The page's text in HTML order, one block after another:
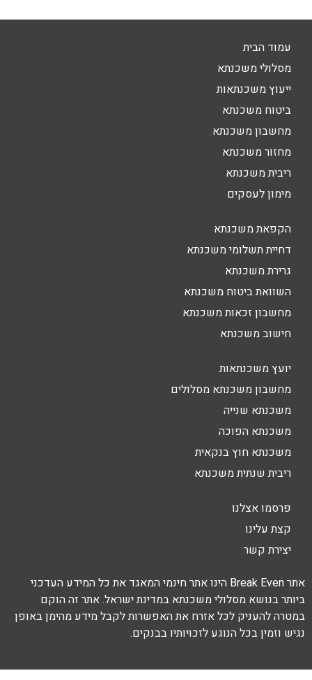
עמוד הבית
מסלולי משכנתא
ייעוץ משכנתאות
ביטוח משכנתא
מחשבון משכנתא
מחזור משכנתא
ריבית משכנתא
מימון לעסקים
הקפאת משכנתא
דחיית תשלומי משכנתא
גרירת משכנתא
השוואת ביטוח משכנתא
מחשבון זכאות משכנתא
חישוב משכנתא
יועץ משכנתאות
מחשבון משכנתא מסלולים
משכנתא שנייה
משכנתא הפוכה
משכנתא חוץ בנקאית
ריבית שנתית משכנתא
פרסמו אצלנו
קצת עלינו
יצירת קשר
אתר Break Even הינו אתר חינמי המאגד את כל המידע העדכני
ביותר בנושא מסלולי משכנתא במדינת ישראל. אתר זה הוקם
במטרה להעניק לכל אזרח את האפשרות לקבל מידע מהימן באופן
נגיש וזמין בכל הנוגע לזכויותיו בבנקים.